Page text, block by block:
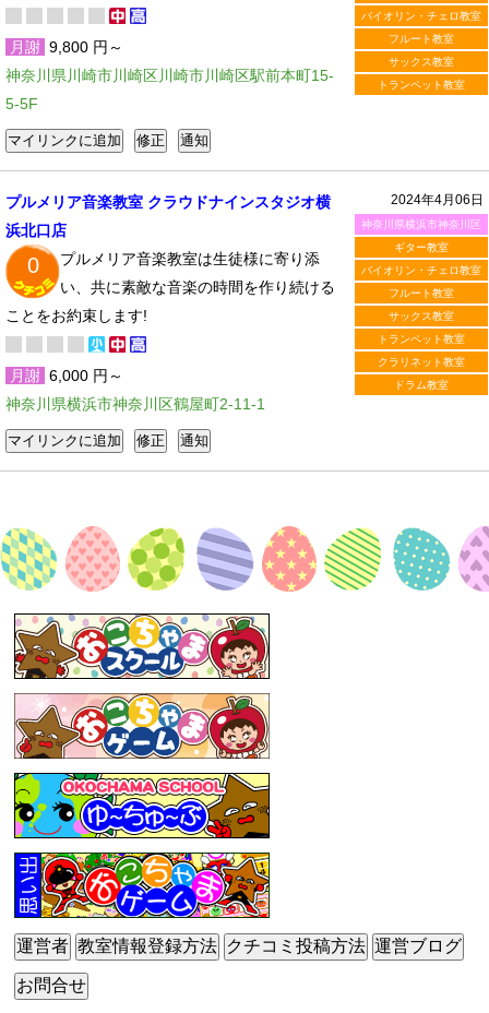
バイオリン・チェロ教室
フルート教室
サックス教室
トランペット教室
月謝 9,800 円～
神奈川県川崎市川崎区川崎市川崎区駅前本町15-
5-5F
2024年4月06日
神奈川県横浜市神奈川区
ギター教室
バイオリン・チェロ教室
フルート教室
サックス教室
トランペット教室
クラリネット教室
ドラム教室
プルメリア音楽教室 クラウドナインスタジオ横
浜北口店
0
プルメリア音楽教室は生徒様に寄り添
い、共に素敵な音楽の時間を作り続ける
ことをお約束します!
月謝 6,000 円～
神奈川県横浜市神奈川区鶴屋町2-11-1